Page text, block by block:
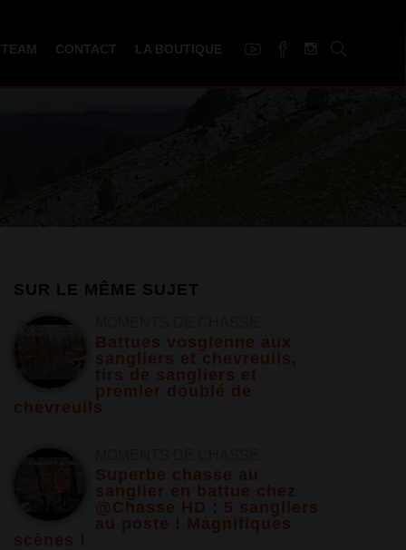
CONTACT LA BOUTIQUE
Battues vosgienne aux
sangliers et chevreuils,
tirs de sangliers et
premier doublé de
chevreuils
Superbe chasse au
sanglier en battue chez
@Chasse HD : 5 sangliers
au poste ! Magnifiques
scènes !